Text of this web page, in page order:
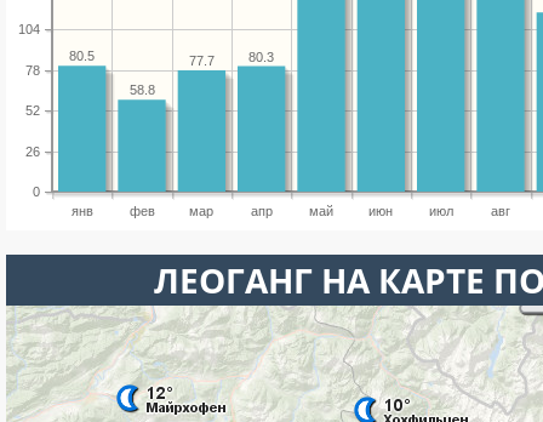
янв фев мар апр май июн июл авг
0
26
52
78
104
80.3
77.7
58.8
80.5
ЛЕОГАНГ НА КАРТЕ